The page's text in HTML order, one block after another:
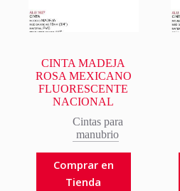
CINTA MADEJA
ROSA MEXICANO
FLUORESCENTE
NACIONAL
Cintas para
manubrio
Comprar en
Tienda